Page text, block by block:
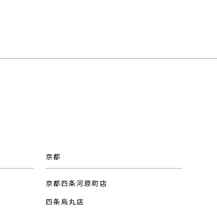
京都
京都四条河原町店
四条烏丸店